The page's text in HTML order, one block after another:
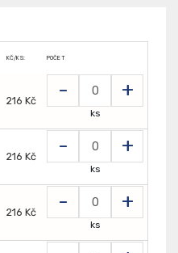
KČ/KS: POČET
216 Kč - +
ks
216 Kč - +
ks
216 Kč - +
ks